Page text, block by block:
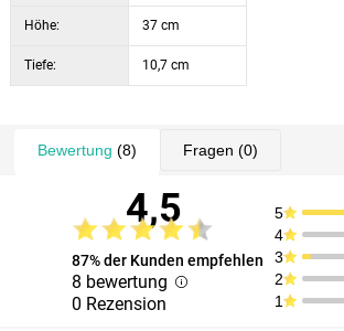
Höhe: 37 cm
Tiefe: 10,7 cm
Bewertung (8) Fragen (0)
4,5
87% der Kunden empfehlen
8 bewertung
0 Rezension
5
4
3
2
1